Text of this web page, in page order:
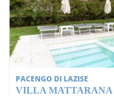
7
12
Schlafzimmer
PACENGO DI LAZISE
VILLA MATTARANA